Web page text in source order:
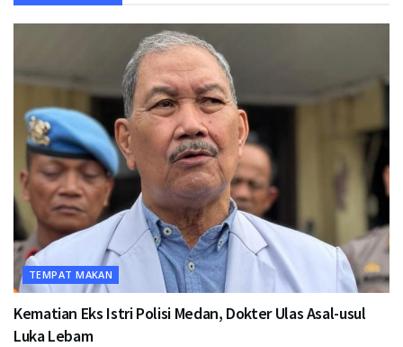
TEMPAT MAKAN
Kematian Eks Istri Polisi Medan, Dokter Ulas Asal-usul
Luka Lebam